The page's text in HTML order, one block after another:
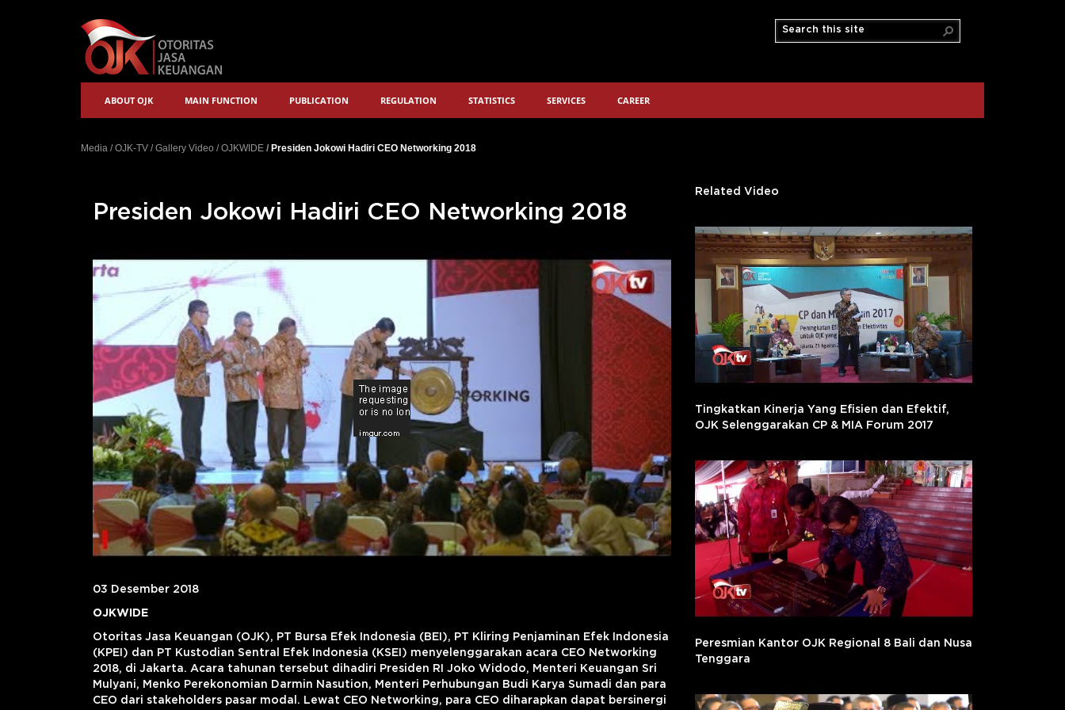
ABOUT OJK MAIN FUNCTION PUBLICATION REGULATION STATISTICS SERVICES CAREER
Media / OJK-TV / Gallery Video / OJKWIDE / Presiden Jokowi Hadiri CEO Networking 2018
Presiden Jokowi Hadiri CEO Networking 2018
03 Desember 2018
OJKWIDE
Otoritas Jasa Keuangan (OJK), PT Bursa Efek Indonesia (BEI), PT Kliring Penjaminan Efek Indonesia
(KPEI) dan PT Kustodian Sentral Efek Indonesia (KSEI) menyelenggarakan acara CEO Networking
2018, di Jakarta. Acara tahunan tersebut dihadiri Presiden RI Joko Widodo, Menteri Keuangan Sri
Mulyani, Menko Perekonomian Darmin Nasution, Menteri Perhubungan Budi Karya Sumadi dan para
CEO dari stakeholders pasar modal. Lewat CEO Networking, para CEO diharapkan dapat bersinergi
Related Video
Tingkatkan Kinerja Yang Efisien dan Efektif,
OJK Selenggarakan CP & MIA Forum 2017
Peresmian Kantor OJK Regional 8 Bali dan Nusa
Tenggara